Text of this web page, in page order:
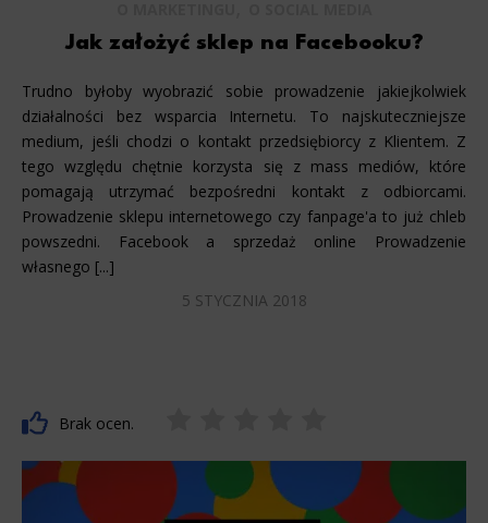
Jak założyć sklep na Facebooku?
Trudno byłoby wyobrazić sobie prowadzenie jakiejkolwiek
działalności bez wsparcia Internetu. To najskuteczniejsze
medium, jeśli chodzi o kontakt przedsiębiorcy z Klientem. Z
tego względu chętnie korzysta się z mass mediów, które
pomagają utrzymać bezpośredni kontakt z odbiorcami.
Prowadzenie sklepu internetowego czy fanpage'a to już chleb
powszedni. Facebook a sprzedaż online Prowadzenie
własnego [...]
5 STYCZNIA 2018
Brak ocen.